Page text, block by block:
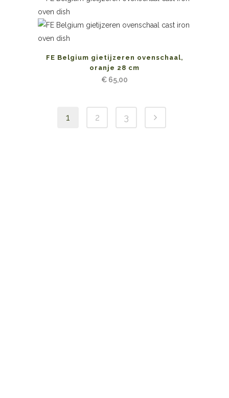
FE Belgium gietijzeren ovenschaal,
oranje 28 cm
€ 65,00
1 2 3